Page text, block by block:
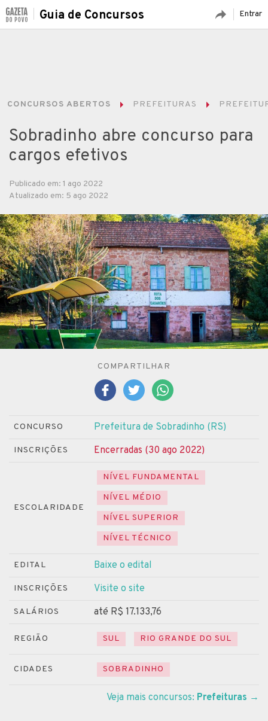
Entrar
Guia de Concursos
CONCURSOS ABERTOS PREFEITURAS
Sobradinho abre concurso para
cargos efetivos
Publicado em: 1 ago 2022
Atualizado em: 5 ago 2022
COMPARTILHAR
CONCURSO Prefeitura de Sobradinho (RS)
INSCRIÇÕES Encerradas (30 ago 2022)
ESCOLARIDADE
NÍVEL FUNDAMENTAL
NÍVEL MÉDIO
NÍVEL SUPERIOR
NÍVEL TÉCNICO
EDITAL Baixe o edital
INSCRIÇÕES Visite o site
SALÁRIOS até R$ 17.133,76
REGIÃO SUL RIO GRANDE DO SUL
CIDADES SOBRADINHO
Veja mais concursos: Prefeituras →